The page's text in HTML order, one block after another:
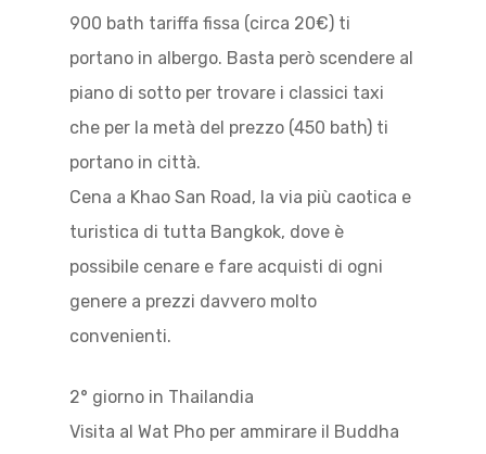
900 bath tariffa fissa (circa 20€) ti
portano in albergo. Basta però scendere al
piano di sotto per trovare i classici taxi
che per la metà del prezzo (450 bath) ti
portano in città.
Cena a Khao San Road, la via più caotica e
turistica di tutta Bangkok, dove è
possibile cenare e fare acquisti di ogni
genere a prezzi davvero molto
convenienti.
2° giorno in Thailandia
Visita al Wat Pho per ammirare il Buddha